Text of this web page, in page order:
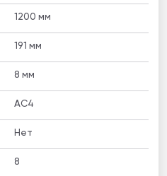
1200 мм
191 мм
8 мм
AC4
Нет
8